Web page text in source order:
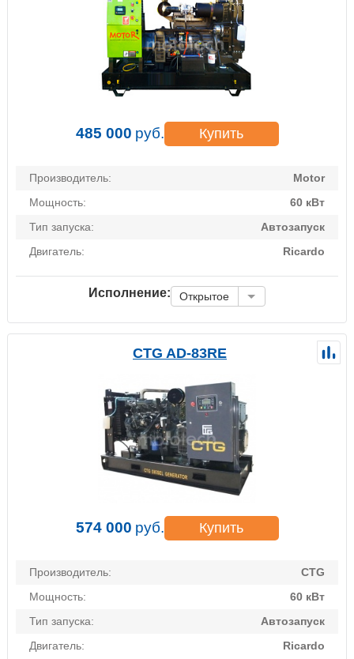
485 000 руб. Купить
Производитель:
Motor
Мощность:
60 кВт
Тип запуска:
Автозапуск
Двигатель:
Ricardo
Исполнение: Открытое
CTG AD-83RE
574 000 руб. Купить
Производитель:
CTG
Мощность:
60 кВт
Тип запуска:
Автозапуск
Двигатель:
Ricardo